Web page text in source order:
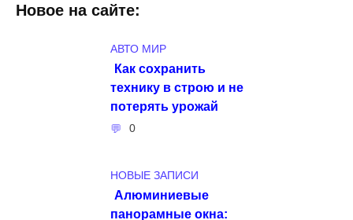
Новое на сайте:
АВТО МИР
Как сохранить
технику в строю и не
потерять урожай
0
НОВЫЕ ЗАПИСИ
Алюминиевые
панорамные окна: